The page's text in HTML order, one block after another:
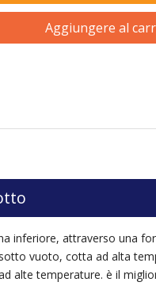
Aggiungere al
inferiore, attraverso una
vuoto, cotta ad alta
alte temperature. è il